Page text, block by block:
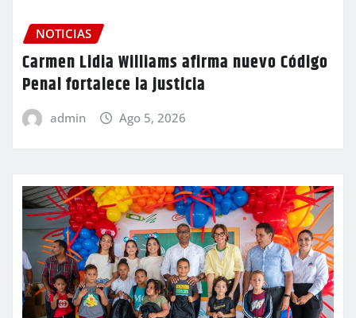
NOTICIAS
Carmen Lidia Williams afirma nuevo Código
Penal fortalece la justicia
admin Ago 5, 2026